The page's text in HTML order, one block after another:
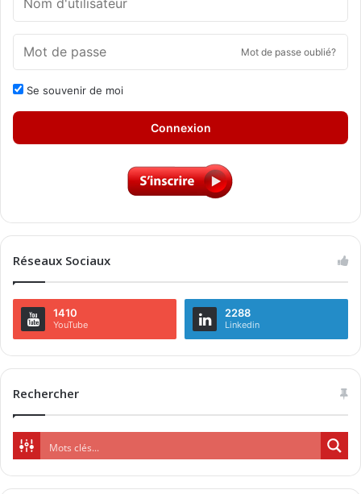
Mot de passe oublié?
Se souvenir de moi
Connexion
Réseaux Sociaux
1410
YouTube
2288
Linkedin
Rechercher